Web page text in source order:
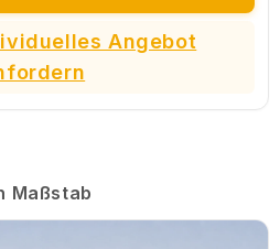
Angebot
Maßstab